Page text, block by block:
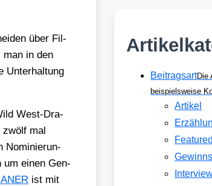
über Fil­
man in den
Unter­hal­tung
West-Dra­
zwölf mal
Nomi­nie­run­
um einen Gen­
ist mit
BeitragsartDie
beispielsweise
Artikel